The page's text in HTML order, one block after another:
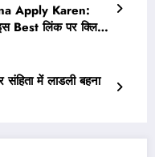
Apply Karen:
इस Best लिंक पर क्लिक
में लाडली बहना